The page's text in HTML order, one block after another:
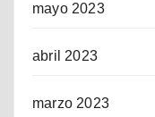
mayo 2023
abril 2023
marzo 2023